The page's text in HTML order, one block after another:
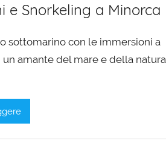
e Snorkeling a Minorca
sottomarino con le immersioni a
un amante del mare e della natura,